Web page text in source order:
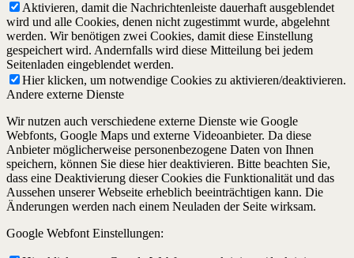
Aktivieren, damit die Nachrichtenleiste dauerhaft ausgeblendet
wird und alle Cookies, denen nicht zugestimmt wurde, abgelehnt
werden. Wir benötigen zwei Cookies, damit diese Einstellung
gespeichert wird. Andernfalls wird diese Mitteilung bei jedem
Seitenladen eingeblendet werden.
Hier klicken, um notwendige Cookies zu aktivieren/deaktivieren.
Andere externe Dienste
Wir nutzen auch verschiedene externe Dienste wie Google
Webfonts, Google Maps und externe Videoanbieter. Da diese
Anbieter möglicherweise personenbezogene Daten von Ihnen
speichern, können Sie diese hier deaktivieren. Bitte beachten Sie,
dass eine Deaktivierung dieser Cookies die Funktionalität und das
Aussehen unserer Webseite erheblich beeinträchtigen kann. Die
Änderungen werden nach einem Neuladen der Seite wirksam.
Google Webfont Einstellungen: